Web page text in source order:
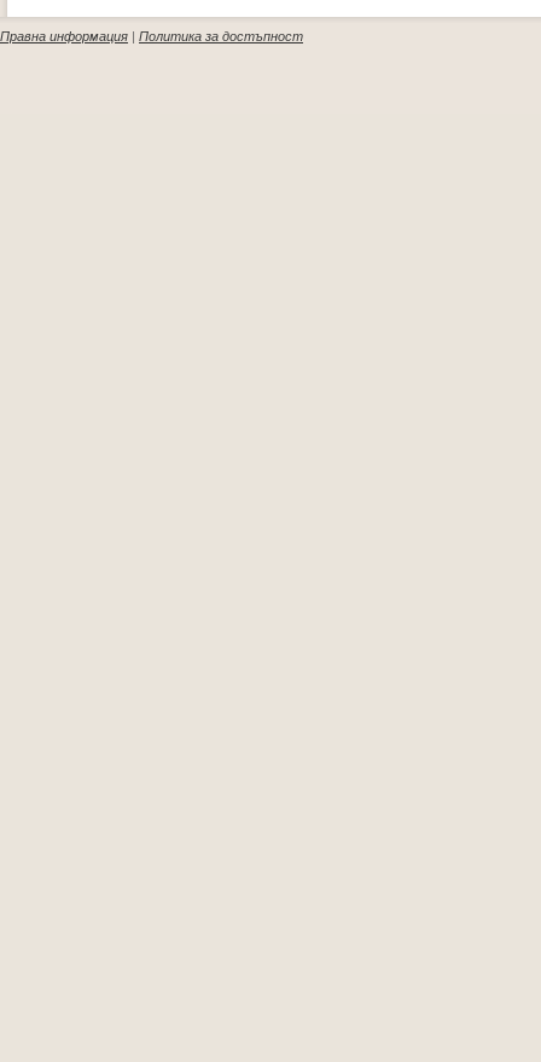
Правна информация | Политика за достъпност